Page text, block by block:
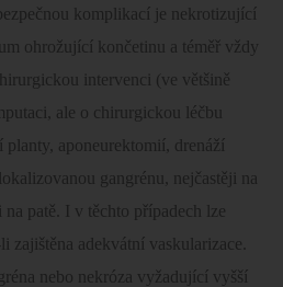
komplikací je nekrotizující
ohrožující končetinu a téměř vždy
intervenci (ve většině
ale o chirurgickou léčbu
aponeurektomií, drenáží
gangrénu, nejčastěji na
patě. I v těchto případech lze
zajištěna adekvátní vaskularizace.
nebo nekróza vyžadující vyšší